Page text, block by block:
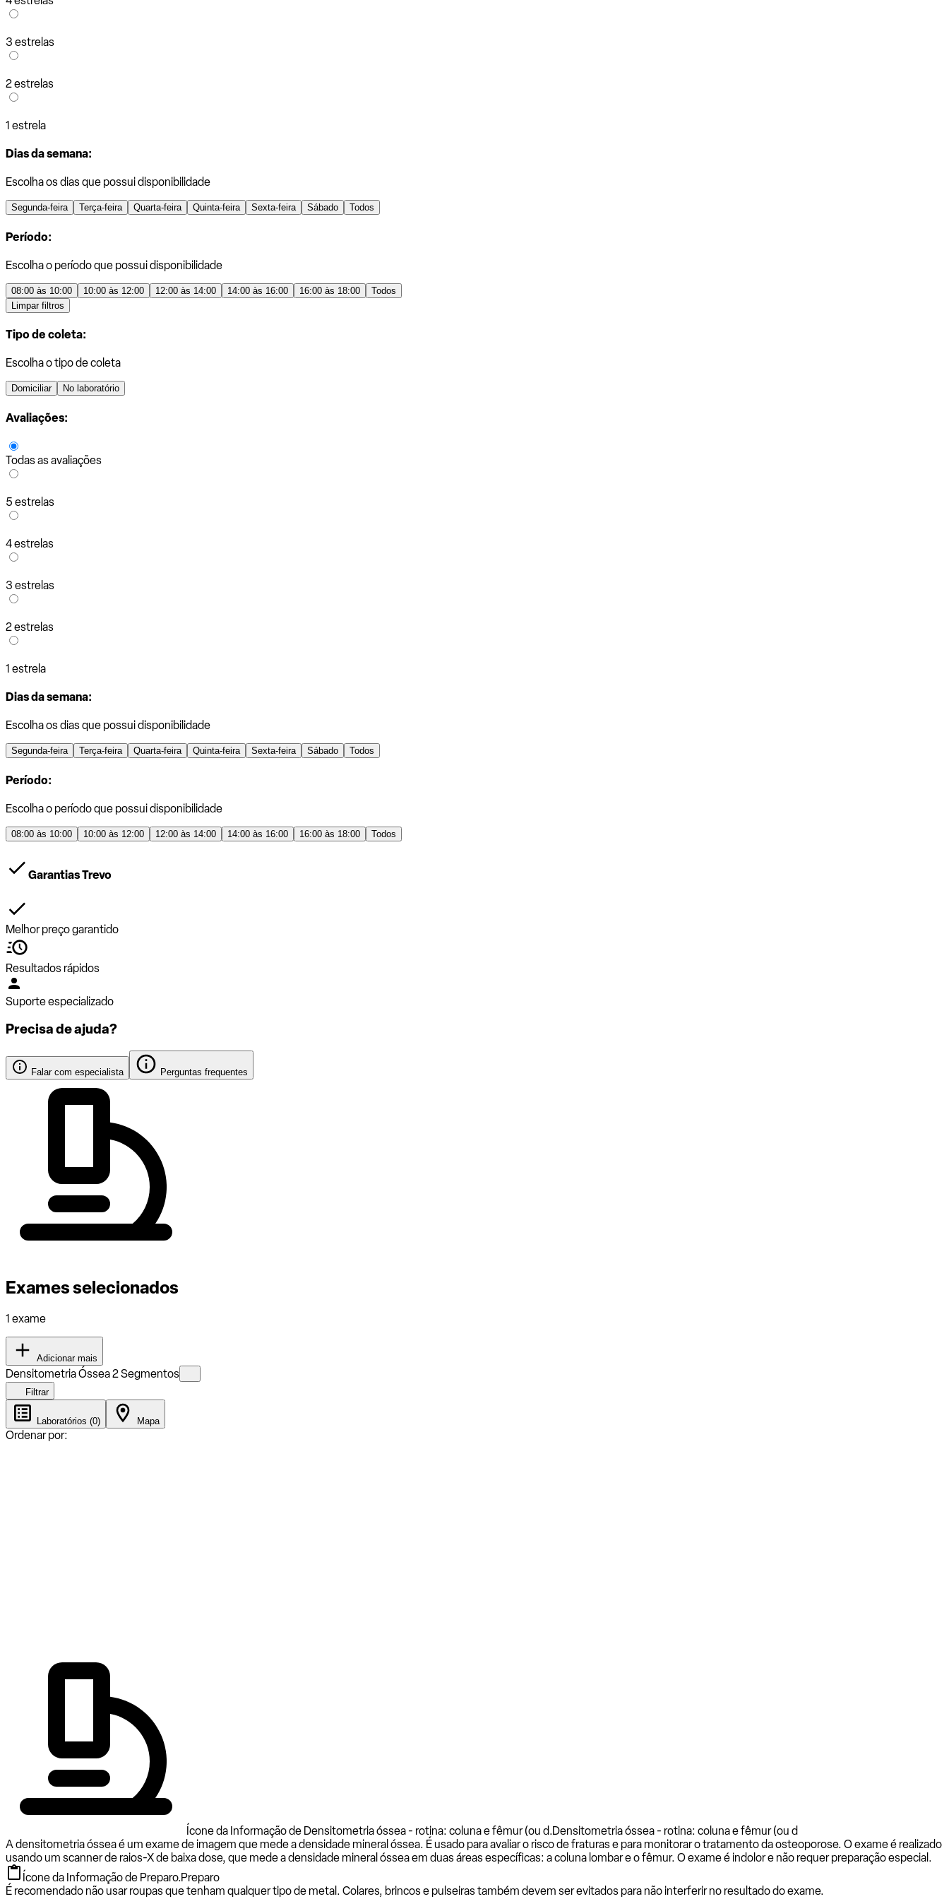
3 estrelas
2 estrelas
1 estrela
Dias da semana:
Escolha os dias que possui disponibilidade
Segunda-feira Terça-feira Quarta-feira Quinta-feira Sexta-feira Sábado Todos
Período:
Escolha o período que possui disponibilidade
08:00 às 10:00 10:00 às 12:00 12:00 às 14:00 14:00 às 16:00 16:00 às 18:00
Todos
Limpar filtros
Tipo de coleta:
Escolha o tipo de coleta
Domiciliar No laboratório
Avaliações:
Todas as avaliações
5 estrelas
4 estrelas
3 estrelas
2 estrelas
1 estrela
Dias da semana:
Escolha os dias que possui disponibilidade
Segunda-feira Terça-feira Quarta-feira Quinta-feira Sexta-feira Sábado Todos
Período:
Escolha o período que possui disponibilidade
08:00 às 10:00 10:00 às 12:00 12:00 às 14:00 14:00 às 16:00 16:00 às 18:00 Todos
Garantias Trevo
Melhor preço garantido
Resultados rápidos
Suporte especializado
Precisa de ajuda?
Falar com especialista Perguntas frequentes
Exames selecionados
1 exame
Adicionar mais
Densitometria Óssea 2 Segmentos
Filtrar
Laboratórios (0) Mapa
Ordenar por:
Ícone da Informação de Densitometria óssea - rotina: coluna e fêmur (ou d.Densitometria óssea - rotina: coluna e fêmur (ou d
A densitometria óssea é um exame de imagem que mede a densidade mineral óssea. É usado para avaliar o risco de fraturas e para monitorar o tratamento da osteoporose. O exame é realizado
usando um scanner de raios-X de baixa dose, que mede a densidade mineral óssea em duas áreas específicas: a coluna lombar e o fêmur. O exame é indolor e não requer preparação especial.
Ícone da Informação de Preparo.Preparo
É recomendado não usar roupas que tenham qualquer tipo de metal. Colares, brincos e pulseiras também devem ser evitados para não interferir no resultado do exame.